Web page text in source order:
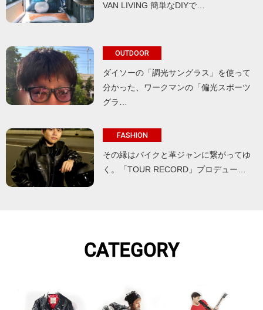
VAN LIVING 簡単なDIYで…
OUTDOOR
ダイソーの「調光サングラス」を使って
分かった、ワークマンの「偏光スポーツ
グラ…
FASHION
その縁はバイクと革ジャンに繋がってゆ
く。「TOUR RECORD」プロデュー…
CATEGORY